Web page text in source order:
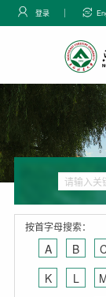
登录
按首字母搜索：
A B
K
L